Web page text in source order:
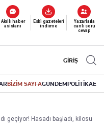
nesil dijital
başlayan fiyatlarla.
GİRİŞ
BİZİM SAYFAGÜNDEMPOLİTİKA
geçiyor! Hasadı başladı, kilosu